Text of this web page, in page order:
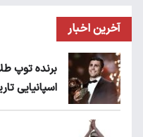
آخرین اخبار
برنده توپ
اسپانیایی